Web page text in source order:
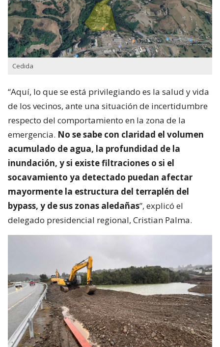
Cedida
“Aquí, lo que se está privilegiando es la salud y vida
de los vecinos, ante una situación de incertidumbre
respecto del comportamiento en la zona de la
emergencia. No se sabe con claridad el volumen
acumulado de agua, la profundidad de la
inundación, y si existe filtraciones o si el
socavamiento ya detectado puedan afectar
mayormente la estructura del terraplén del
bypass, y de sus zonas aledañas”, explicó el
delegado presidencial regional, Cristian Palma.